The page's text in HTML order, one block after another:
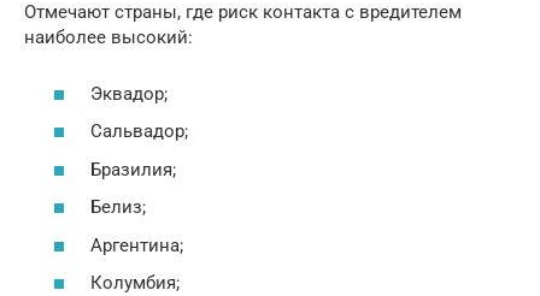
Отмечают страны, где риск контакта с вредителем
наиболее высокий:
Эквадор;
Сальвадор;
Бразилия;
Белиз;
Аргентина;
Колумбия;